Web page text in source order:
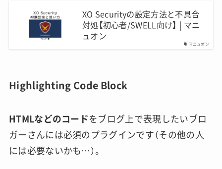
マニュオン
XO Securityの設定方法と不具合
対処【初心者/SWELL向け】 | マニ
ュオン
Highlighting Code Block
HTMLなどのコードをブログ上で表現したいブロ
ガーさんには必須のプラグインです（その他の人
には必要ないかも…）。